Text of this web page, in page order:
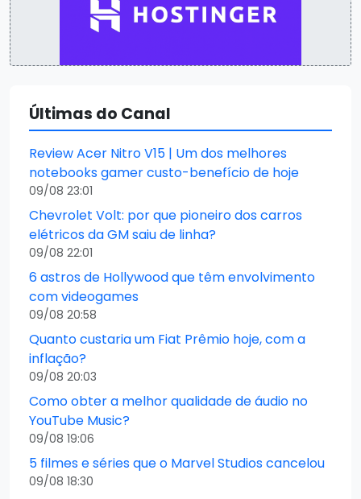
Últimas do Canal
Review Acer Nitro V15 | Um dos melhores
notebooks gamer custo-benefício de hoje
09/08 23:01
Chevrolet Volt: por que pioneiro dos carros
elétricos da GM saiu de linha?
09/08 22:01
6 astros de Hollywood que têm envolvimento
com videogames
09/08 20:58
Quanto custaria um Fiat Prêmio hoje, com a
inflação?
09/08 20:03
Como obter a melhor qualidade de áudio no
YouTube Music?
09/08 19:06
5 filmes e séries que o Marvel Studios cancelou
09/08 18:30